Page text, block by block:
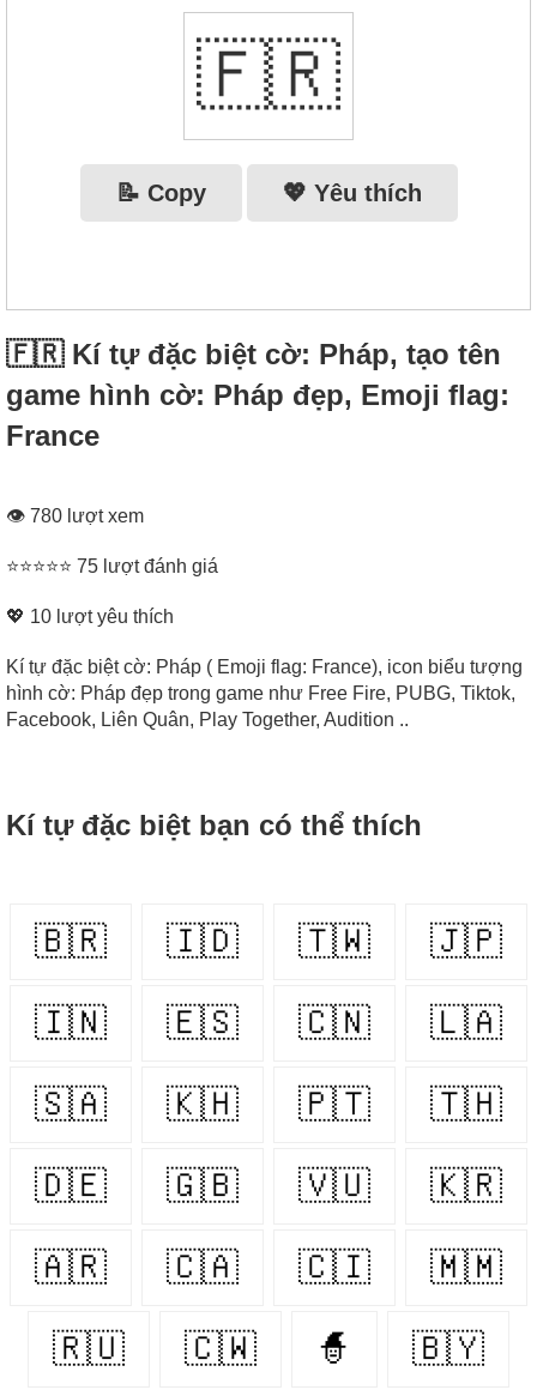
🇫🇷
📝 Copy 💖 Yêu thích
🇫🇷 Kí tự đặc biệt cờ: Pháp, tạo tên
game hình cờ: Pháp đẹp, Emoji flag:
France
👁 780 lượt xem
⭐⭐⭐⭐⭐ 75 lượt đánh giá
💖 10 lượt yêu thích
Kí tự đặc biệt cờ: Pháp ( Emoji flag: France), icon biểu tượng
hình cờ: Pháp đẹp trong game như Free Fire, PUBG, Tiktok,
Facebook, Liên Quân, Play Together, Audition ..
Kí tự đặc biệt bạn có thể thích
🇧🇷 🇮🇩 🇹🇼 🇯🇵
🇮🇳 🇪🇸 🇨🇳 🇱🇦
🇸🇦 🇰🇭 🇵🇹 🇹🇭
🇩🇪 🇬🇧 🇻🇺 🇰🇷
🇦🇷 🇨🇦 🇨🇮 🇲🇲
🇷🇺 🇨🇼 🧙 🇧🇾